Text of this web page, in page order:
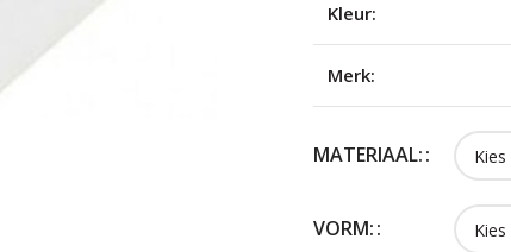
Kleur:
Merk:
MATERIAAL:
VORM: